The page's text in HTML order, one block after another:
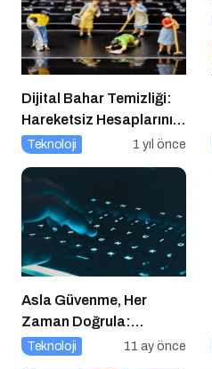
Dijital Bahar Temizliği:
Hareketsiz Hesaplarınızı
Temizlemenin Zamanı
Teknoloji 1 yıl önce
Asla Güvenme, Her
Zaman Doğrula:
Şirketler İçin Parola
Teknoloji 11 ay önce